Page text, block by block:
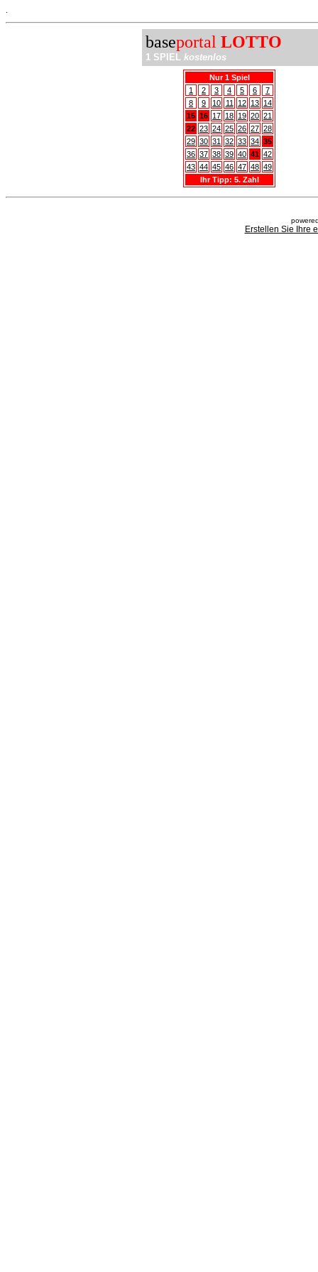
baseportal LOTTO
1 SPIEL kostenlos
Nur 1 Spiel
1
2 3 4 5 6
7
8
9 10 11 12 13 14
15 16 17 18 19 20 21
22 23 24 25 26 27 28
29 30 31 32 33 34 35
36 37 38 39 40 41 42
43 44 45 46 47 48 49
Ihr Tipp: 5. Zahl
Erstellen Sie Ihre